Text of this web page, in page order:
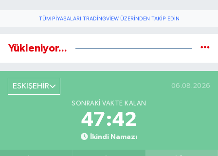
TÜM PIYASALARI TRADINGVIEW ÜZERINDEN TAKIP EDIN
Yükleniyor...
ESKİŞEHİR 06.08.2026
SONRAKI VAKTE KALAN
47:41
İkindi Namazı